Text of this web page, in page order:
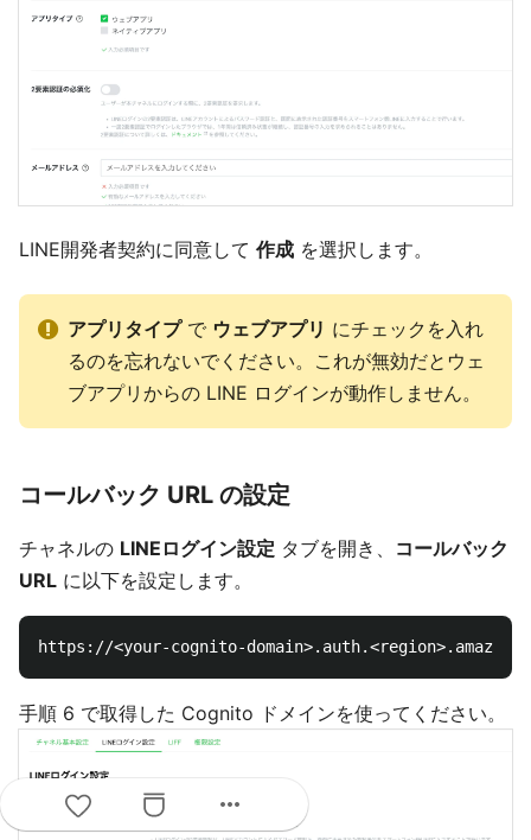
LINE開発者契約に同意して 作成 を選択します。
アプリタイプで ウェブアプリ にチェックを入れ
るのを忘れないでください。これが無効だとウェ
ブアプリからの LINE ログインが動作しません。
コールバック URL の設定
チャネルの LINEログイン設定 タブを開き、 コールバック
URL に以下を設定します。
手順 6 で取得した Cognito ドメインを使ってください。
more_horiz